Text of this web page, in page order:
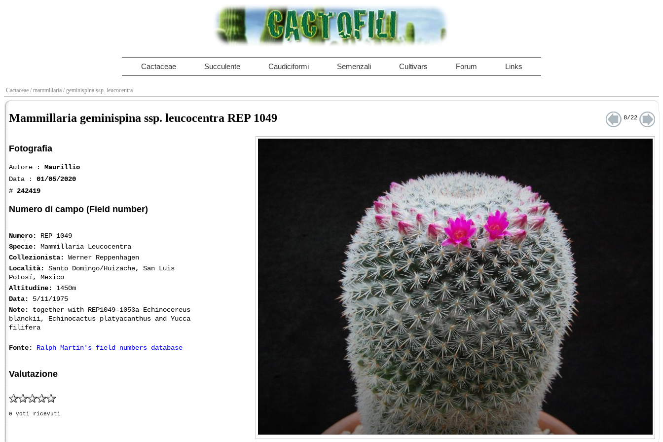
Cactaceae Succulente Caudiciformi Semenzali Cultivars Forum Links
Cactaceae / mammillaria / geminispina ssp. leucocentra
Mammillaria geminispina ssp. leucocentra REP 1049 8/22
Fotografia
Autore : Maurillio
Data : 01/05/2020
# 242419
Numero di campo (Field number)
Numero:
REP 1049
Specie:
Mammillaria Leucocentra
Collezionista:
Werner Reppenhagen
Località:
Santo Domingo/Huizache, San Luis
Potosí, Mexico
Altitudine:
1450m
Data:
5/11/1975
Note:
together with REP1049-1053a Echinocereus
blanckii, Echinocactus platyacanthus and Yucca
filifera
Fonte: Ralph Martin's field numbers database
Valutazione
0 voti ricevuti